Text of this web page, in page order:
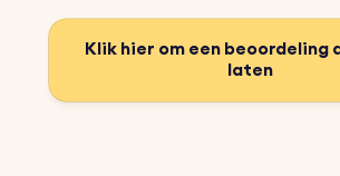
Klik hier om een beoordeling
laten